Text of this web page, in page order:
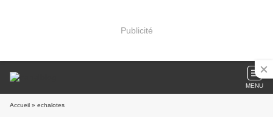
Publicité
MENU
Accueil » echalotes